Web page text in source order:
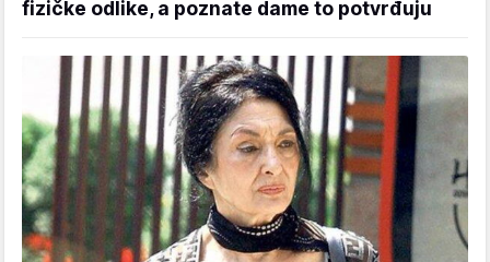
fizičke odlike, a poznate dame to potvrđuju